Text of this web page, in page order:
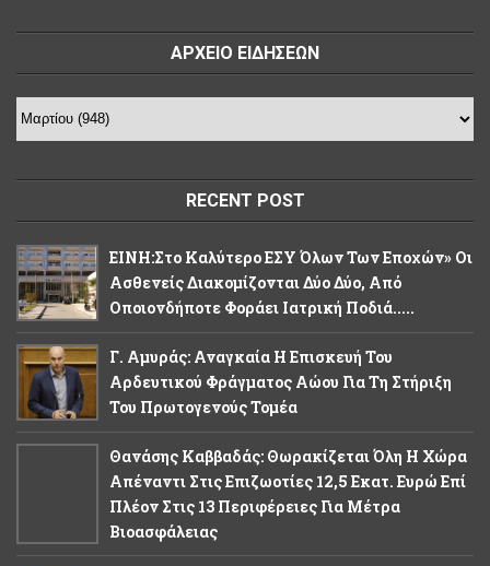
ΑΡΧΕΙΟ ΕΙΔΗΣΕΩΝ
RECENT POST
ΕΙΝΗ:Στο Καλύτερο ΕΣΥ Όλων Των Εποχών» Οι
Ασθενείς Διακομίζονται Δύο Δύο, Από
Οποιονδήποτε Φοράει Ιατρική Ποδιά.....
Γ. Αμυράς: Αναγκαία Η Επισκευή Του
Αρδευτικού Φράγματος Αώου Για Τη Στήριξη
Του Πρωτογενούς Τομέα
Θανάσης Καββαδάς: Θωρακίζεται Όλη Η Χώρα
Απέναντι Στις Επιζωοτίες 12,5 Εκατ. Ευρώ Επί
Πλέον Στις 13 Περιφέρειες Για Μέτρα
Βιοασφάλειας